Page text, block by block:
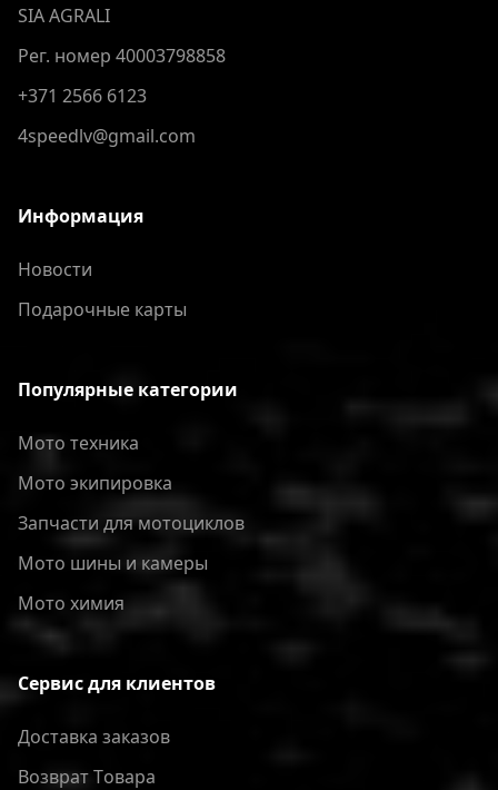
SIA AGRALI
Рег. номер 40003798858
+371 2566 6123
4speedlv@gmail.com
Информация
Новости
Подарочные карты
Популярные категории
Мото техника
Мото экипировка
Запчасти для мотоциклов
Мото шины и камеры
Мото химия
Сервис для клиентов
Доставка заказов
Bозврат Tовара